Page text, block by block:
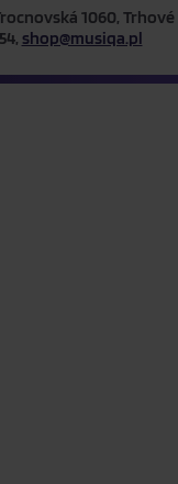
1060, Trhové
shop@musiqa.pl